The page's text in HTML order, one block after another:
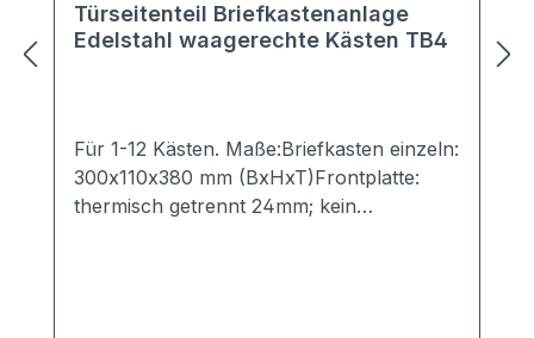
Türseitenteil Briefkastenanlage
Edelstahl waagerechte Kästen TB4
Für 1-12 Kästen. Maße:Briefkasten einzeln:
300x110x380 mm (BxHxT)Frontplatte:
thermisch getrennt 24mm; kein